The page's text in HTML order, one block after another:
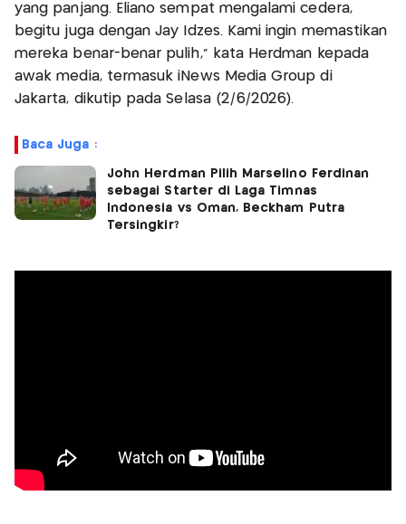
yang panjang. Eliano sempat mengalami cedera,
begitu juga dengan Jay Idzes. Kami ingin memastikan
mereka benar-benar pulih,” kata Herdman kepada
awak media, termasuk iNews Media Group di
Jakarta, dikutip pada Selasa (2/6/2026).
Baca Juga :
John Herdman Pilih Marselino Ferdinan
sebagai Starter di Laga Timnas
Indonesia vs Oman, Beckham Putra
Tersingkir?